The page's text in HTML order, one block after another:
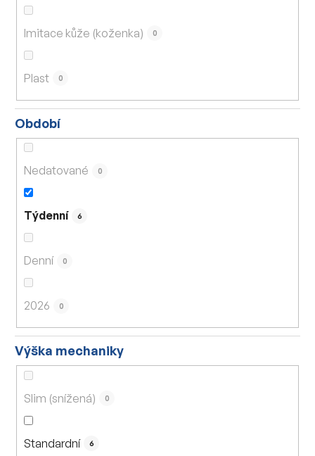
Imitace kůže (koženka) 0
Plast 0
Období
Nedatované 0
Týdenní 6
Denní 0
2026 0
Výška mechaniky
Slim (snížená) 0
Standardní 6